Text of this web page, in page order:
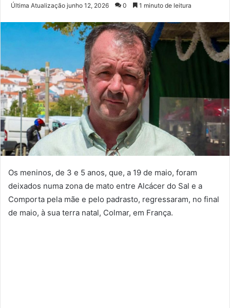
mail
Última Atualização junho 12, 2026 0 1 minuto de leitura
Os meninos, de 3 e 5 anos, que, a 19 de maio, foram
deixados numa zona de mato entre Alcácer do Sal e a
Comporta pela mãe e pelo padrasto, regressaram, no final
de maio, à sua terra natal, Colmar, em França.